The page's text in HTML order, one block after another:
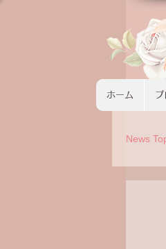
ホーム プ
News